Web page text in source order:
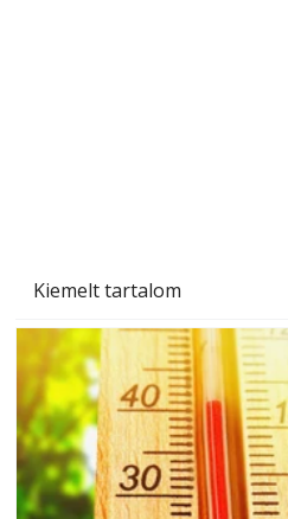
Kiemelt tartalom